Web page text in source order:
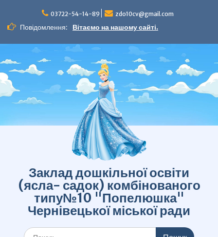
вмісту
03722-54-14-89 zdo10cv@gmail.com
Повідомлення: Вітаємо на нашому сайті.
Заклад дошкільної освіти
(ясла- садок) комбінованого
типу№10 "Попелюшка"
Чернівецької міської ради
Шукати: